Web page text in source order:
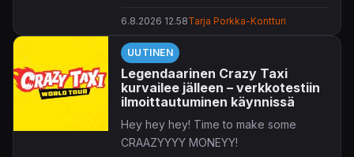
6.8.2026 12.58Tarja Porkka-Kontturi
UUTINEN
Legendaarinen Crazy Taxi
kurvailee jälleen – verkkotestiin
ilmoittautuminen käynnissä
Hey hey hey! Time to make some
CRAAZYYYY MONEYY!